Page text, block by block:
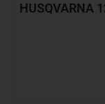
HUSQVARNA